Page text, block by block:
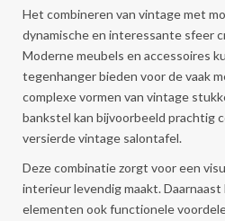
Het combineren van vintage met
dynamische en interessante sfeer
Moderne meubels en accessoires
tegenhanger bieden voor de vaak
complexe vormen van vintage
bankstel kan bijvoorbeeld prachtig
versierde vintage salontafel.
Deze combinatie zorgt voor een
interieur levendig maakt.
elementen ook functionele